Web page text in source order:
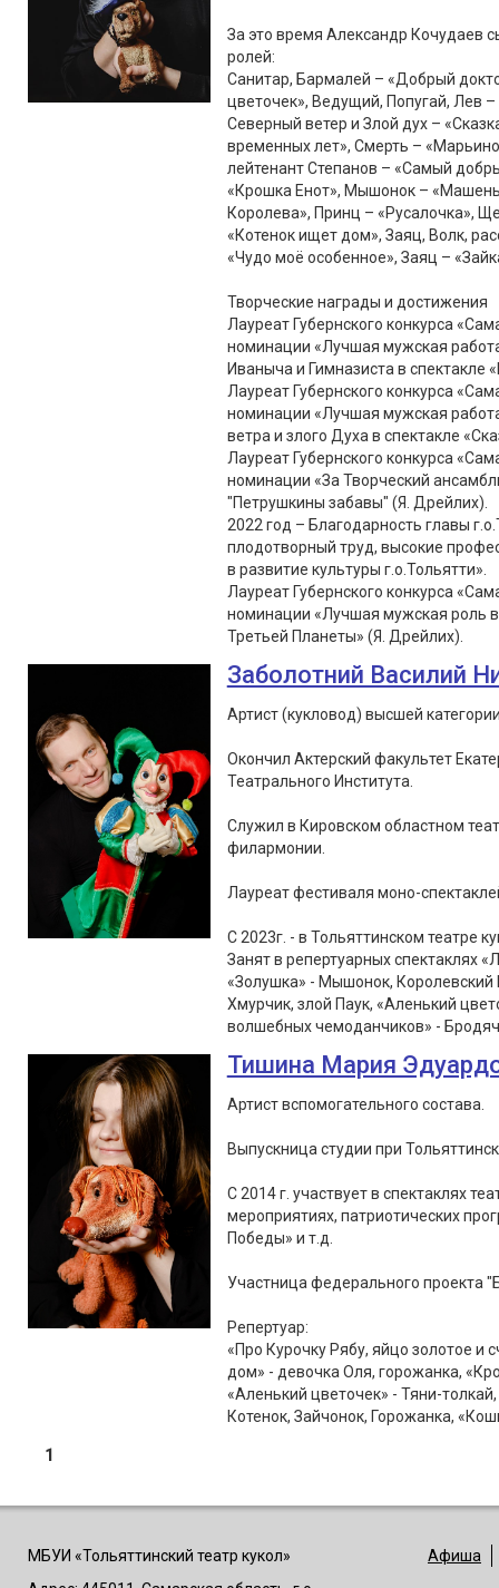
За это время Александр Кочудаев
ролей:
Санитар, Бармалей – «Добрый
цветочек», Ведущий, Попугай, Лев
Северный ветер и Злой дух –
временных лет», Смерть –
лейтенант Степанов – «Самый
«Крошка Енот», Мышонок –
Королева», Принц – «Русалочка»,
«Котенок ищет дом», Заяц, Волк,
«Чудо моё особенное», Заяц –
Творческие награды и достижения
Лауреат Губернского конкурса
номинации «Лучшая мужская
Иваныча и Гимназиста в спектакле
Лауреат Губернского конкурса
номинации «Лучшая мужская
ветра и злого Духа в спектакле
Лауреат Губернского конкурса
номинации «За Творческий
"Петрушкины забавы" (Я. Дрейлих).
2022 год – Благодарность главы
плодотворный труд, высокие
в развитие культуры г.о.Тольятти».
Лауреат Губернского конкурса
номинации «Лучшая мужская роль в
Третьей Планеты» (Я. Дрейлих).
Заболотний Василий
Артист (кукловод) высшей
Окончил Актерский факультет
Театрального Института.
Служил в Кировском областном
филармонии.
Лауреат фестиваля моно-
С 2023г. - в Тольяттинском театре
Занят в репертуарных спектаклях
«Золушка» - Мышонок,
Хмурчик, злой Паук, «Аленький
волшебных чемоданчиков» -
Тишина Мария
Артист вспомогательного состава.
Выпускница студии при
С 2014 г. участвует в спектаклях
мероприятиях, патриотических
Победы» и т.д.
Участница федерального проекта
Репертуар:
«Про Курочку Рябу, яйцо золотое и
дом» - девочка Оля, горожанка,
«Аленький цветочек» - Тяни-
Котенок, Зайчонок, Горожанка,
1
МБУИ «Тольяттинский театр кукол»
Афиша